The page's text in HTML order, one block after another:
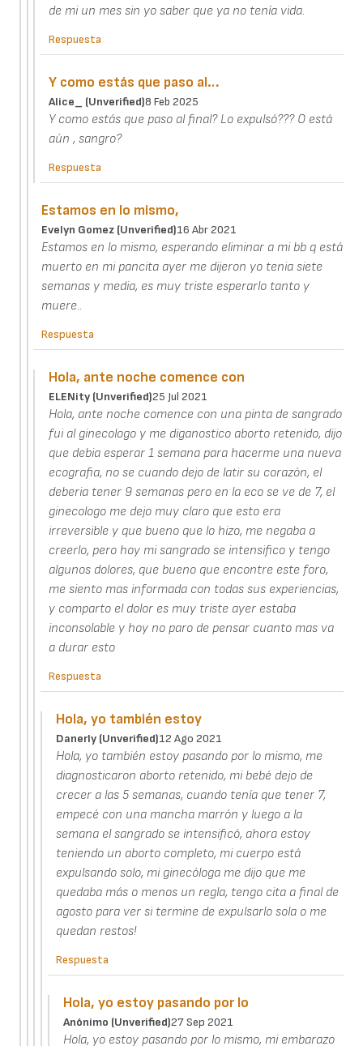
de mi un mes sin yo saber que ya no tenía vida.
Respuesta
Y como estás que paso al…
Alice_ (unverified)8 Feb 2025
Y como estás que paso al final? Lo expulsó??? O está
aún , sangro?
Respuesta
Estamos en lo mismo,
Evelyn Gomez (unverified)16 Abr 2021
Estamos en lo mismo, esperando eliminar a mi bb q está
muerto en mi pancita ayer me dijeron yo tenia siete
semanas y media, es muy triste esperarlo tanto y
muere..
Respuesta
Hola, ante noche comence con
ELENity (unverified)25 Jul 2021
Hola, ante noche comence con una pinta de sangrado
fui al ginecologo y me diganostico aborto retenido, dijo
que debia esperar 1 semana para hacerme una nueva
ecografia, no se cuando dejo de latir su corazón, el
deberia tener 9 semanas pero en la eco se ve de 7, el
ginecologo me dejo muy claro que esto era
irreversible y que bueno que lo hizo, me negaba a
creerlo, pero hoy mi sangrado se intensifico y tengo
algunos dolores, que bueno que encontre este foro,
me siento mas informada con todas sus experiencias,
y comparto el dolor es muy triste ayer estaba
inconsolable y hoy no paro de pensar cuanto mas va
a durar esto
Respuesta
Hola, yo también estoy
Danerly (unverified)12 Ago 2021
Hola, yo también estoy pasando por lo mismo, me
diagnosticaron aborto retenido, mi bebé dejo de
crecer a las 5 semanas, cuando tenía que tener 7,
empecé con una mancha marrón y luego a la
semana el sangrado se intensificó, ahora estoy
teniendo un aborto completo, mi cuerpo está
expulsando solo, mi ginecóloga me dijo que me
quedaba más o menos un regla, tengo cita a final de
agosto para ver si termine de expulsarlo sola o me
quedan restos!
Respuesta
Hola, yo estoy pasando por lo
Anónimo (unverified)27 Sep 2021
Hola, yo estoy pasando por lo mismo, mi embarazo